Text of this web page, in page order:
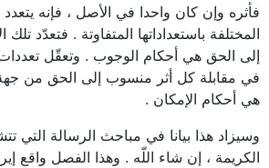
فأثره وإن كان واحدا في الأصل ، فإنه
المختلفة باستعداداتها المتفاوتة . فتعدّد تلك
إلى الحق هي أحكام الوجوب . وتعقّل تعددات
في مقابلة كل أثر منسوب إلى الحق من جهة
هي أحكام الإمكان .
وسيزاد هذا بيانا في مباحث الرسالة التي
الكريمة ، إن شاء اللّه . وهذا الفصل واقع